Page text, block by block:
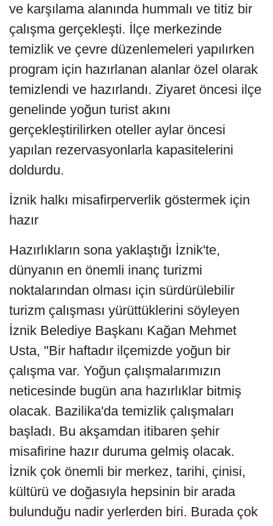
ve karşılama alanında hummalı ve titiz bir
çalışma gerçekleşti. İlçe merkezinde
temizlik ve çevre düzenlemeleri yapılırken
program için hazırlanan alanlar özel olarak
temizlendi ve hazırlandı. Ziyaret öncesi ilçe
genelinde yoğun turist akını
gerçekleştirilirken oteller aylar öncesi
yapılan rezervasyonlarla kapasitelerini
doldurdu.
İznik halkı misafirperverlik göstermek için
hazır
Hazırlıkların sona yaklaştığı İznik'te,
dünyanın en önemli inanç turizmi
noktalarından olması için sürdürülebilir
turizm çalışması yürüttüklerini söyleyen
İznik Belediye Başkanı Kağan Mehmet
Usta, "Bir haftadır ilçemizde yoğun bir
çalışma var. Yoğun çalışmalarımızın
neticesinde bugün ana hazırlıklar bitmiş
olacak. Bazilika'da temizlik çalışmaları
başladı. Bu akşamdan itibaren şehir
misafirine hazır duruma gelmiş olacak.
İznik çok önemli bir merkez, tarihi, çinisi,
kültürü ve doğasıyla hepsinin bir arada
bulunduğu nadir yerlerden biri. Burada çok